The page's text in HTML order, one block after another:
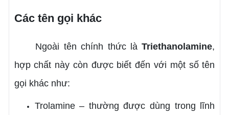
Các tên gọi khác
Ngoài tên chính thức làTriethanolamine,
hợp chất này còn được biết đến với một số tên
gọi khác như:
Trolamine – thường được dùng trong lĩnh